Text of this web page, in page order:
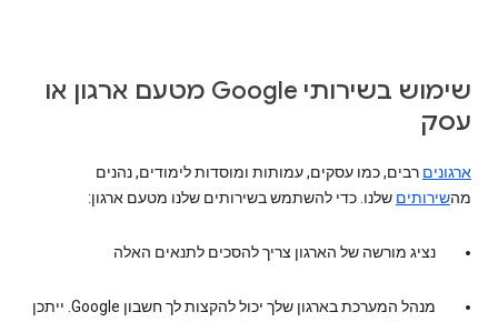
שימוש בשירותי Google מטעם ארגון או
עסק
ארגונים רבים, כמו עסקים, עמותות ומוסדות לימודים, נהנים
מהשירותים שלנו. כדי להשתמש בשירותים שלנו מטעם ארגון:
נציג מורשה של הארגון צריך להסכים לתנאים האלה
מנהל המערכת בארגון שלך יכול להקצות לך חשבון Google. ייתכן